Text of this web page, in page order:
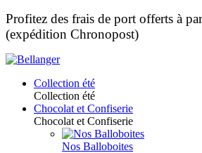
Profitez des frais de port offerts à
(expédition Chronopost)
Collection été
Collection été
Chocolat et Confiserie
Chocolat et Confiserie
Nos Balloboites